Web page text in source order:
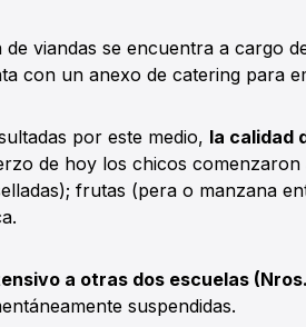
viandas se encuentra a cargo
con un anexo de catering para
por este medio, la calidad
de hoy los chicos
frutas (pera o manzana
a otras dos escuelas
suspendidas.